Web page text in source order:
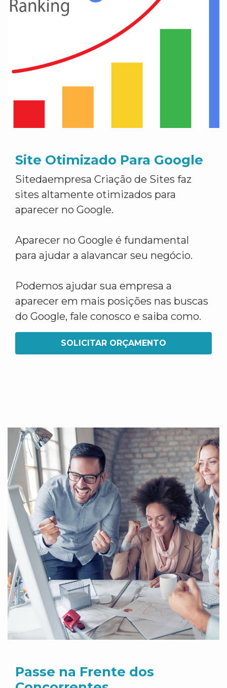
Site Otimizado Para Google
Sitedaempresa Criação de Sites faz
sites altamente otimizados para
aparecer no Google.
Aparecer no Google é fundamental
para ajudar a alavancar seu negócio.
Podemos ajudar sua empresa a
aparecer em mais posições nas buscas
do Google, fale conosco e saiba como.
SOLICITAR ORÇAMENTO
Passe na Frente dos